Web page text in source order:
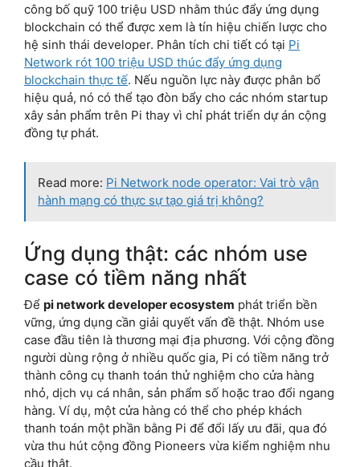
công bố quỹ 100 triệu USD nhằm thúc đẩy ứng dụng
blockchain có thể được xem là tín hiệu chiến lược cho
hệ sinh thái developer. Phân tích chi tiết có tại Pi
Network rót 100 triệu USD thúc đẩy ứng dụng
blockchain thực tế. Nếu nguồn lực này được phân bổ
hiệu quả, nó có thể tạo đòn bẩy cho các nhóm startup
xây sản phẩm trên Pi thay vì chỉ phát triển dự án cộng
đồng tự phát.
Read more: Pi Network node operator: Vai trò vận
hành mạng có thực sự tạo giá trị không?
Ứng dụng thật: các nhóm use
case có tiềm năng nhất
Để pi network developer ecosystem phát triển bền
vững, ứng dụng cần giải quyết vấn đề thật. Nhóm use
case đầu tiên là thương mại địa phương. Với cộng đồng
người dùng rộng ở nhiều quốc gia, Pi có tiềm năng trở
thành công cụ thanh toán thử nghiệm cho cửa hàng
nhỏ, dịch vụ cá nhân, sản phẩm số hoặc trao đổi ngang
hàng. Ví dụ, một cửa hàng có thể cho phép khách
thanh toán một phần bằng Pi để đổi lấy ưu đãi, qua đó
vừa thu hút cộng đồng Pioneers vừa kiểm nghiệm nhu
cầu thật.